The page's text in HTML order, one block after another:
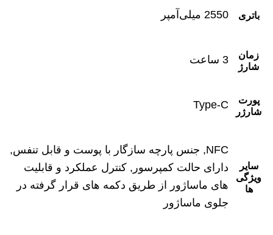
باتری 2550 میلی‌آمپر
زمان
شارژ
3 ساعت
پورت
شارژر
Type-C
سایر
ویژگی
ها
NFC, جنس پارچه سازگار با پوست و قابل تنفس,
دارای حالت کمپرسور, کنترل عملکرد و قابلیت
های ماساژور از طریق دکمه های قرار گرفته در
جلوی ماساژور